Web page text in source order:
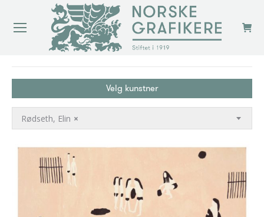
Velg kunstner
×
Rødseth, Elin